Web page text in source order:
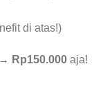
di atas!)
→ Rp150.000 aja!